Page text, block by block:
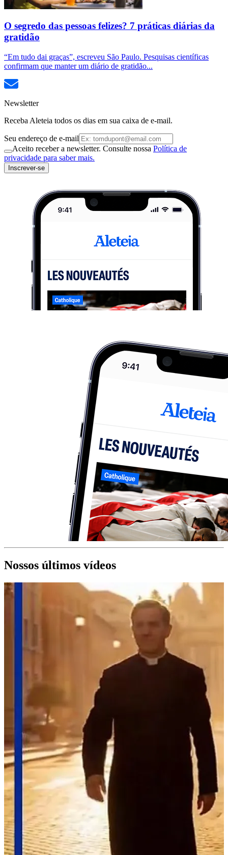
O segredo das pessoas felizes? 7 práticas diárias da
gratidão
“Em tudo dai graças”, escreveu São Paulo. Pesquisas científicas
confirmam que manter um diário de gratidão...
Newsletter
Receba Aleteia todos os dias em sua caixa de e-mail.
Seu endereço de e-mail
Aceito receber a newsletter. Consulte nossa Política de
privacidade para saber mais.
Inscrever-se
Nossos últimos vídeos